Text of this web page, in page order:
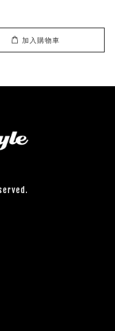
加入購物車